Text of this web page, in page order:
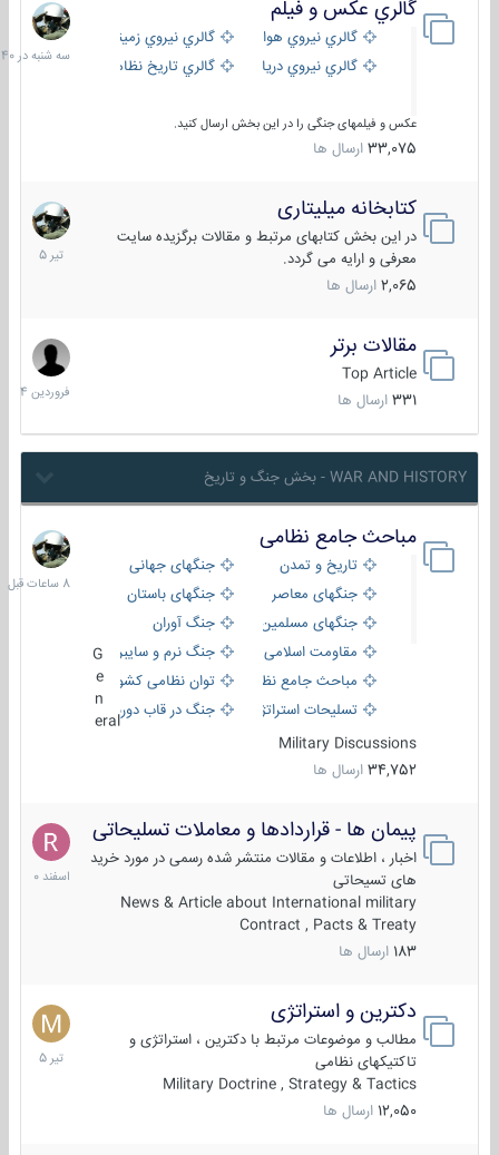
گالري عكس و فيلم
گالري نيروي هوايي
گالري نيروي زميني
گالري نيروي دريايي
گالري تاریخ نظامی
عکس و فیلمهای جنگی را در این بخش ارسال کنید.
33,075 ارسال ها
سه
شنبه
در
کتابخانه میلیتاری
در این بخش کتابهای مرتبط و مقالات برگزیده سایت
معرفی و ارایه می گردد.
2,065 ارسال ها
16
تیر
1405
مقالات برتر
Top Article
331 ارسال ها
29
فروردین
1404
WAR AND HISTORY - بخش جنگ و تاریخ
مباحث جامع نظامی
تاریخ و تمدن
جنگهای جهانی
جنگهای معاصر
جنگهای باستان
جنگهای مسلمین
جنگ آوران
مقاومت اسلامی
جنگ نرم و سایبری
مباحث جامع نظامی
توان نظامی کشورها
تسلیحات استراتژیک
جنگ در قاب دوربین
eral
Military Discussions
34,752 ارسال ها
8
ساعات
قبل
پیمان ها - قراردادها و معاملات تسلیحاتی
اخبار ، اطلاعات و مقالات منتشر شده رسمی در مورد خرید
های تسیحاتی
News & Article about International military
Contract , Pacts & Treaty
183 ارسال ها
7
اسفند
1400
دکترین و استراتژی
مطالب و موضوعات مرتبط با دکترین ، استراتژی و
تاکتیکهای نظامی
Military Doctrine , Strategy & Tactics
12,050 ارسال ها
27
تیر
1405